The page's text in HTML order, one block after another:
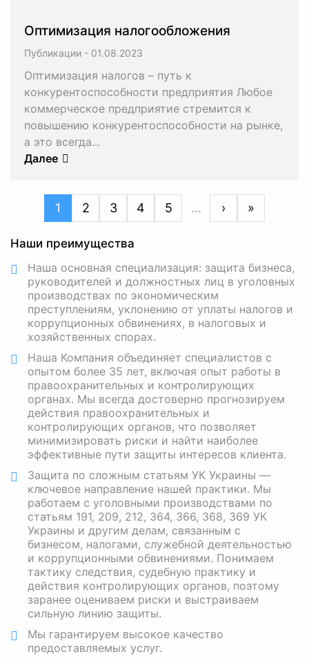
Оптимизация налогообложения
Публикации -
Оптимизация налогов – путь к
конкурентоспособности предприятия Любое
коммерческое предприятие стремится к
повышению конкурентоспособности на рынке,
а это всегда...
Далее
1 2 3 4 5 ... › »
Наши преимущества
Наша основная специализация: защита бизнеса,
руководителей и должностных лиц в уголовных
производствах по экономическим
преступлениям, уклонению от уплаты налогов и
коррупционных обвинениях, в налоговых и
хозяйственных спорах.
Наша Компания объединяет специалистов с
опытом более 35 лет, включая опыт работы в
правоохранительных и контролирующих
органах. Мы всегда достоверно прогнозируем
действия правоохранительных и
контролирующих органов, что позволяет
минимизировать риски и найти наиболее
эффективные пути защиты интересов клиента.
Защита по сложным статьям УК Украины —
ключевое направление нашей практики. Мы
работаем с уголовными производствами по
статьям 191, 209, 212, 364, 366, 368, 369 УК
Украины и другим делам, связанным с
бизнесом, налогами, служебной деятельностью
и коррупционными обвинениями. Понимаем
тактику следствия, судебную практику и
действия контролирующих органов, поэтому
заранее оцениваем риски и выстраиваем
сильную линию защиты.
Мы гарантируем высокое качество
предоставляемых услуг.